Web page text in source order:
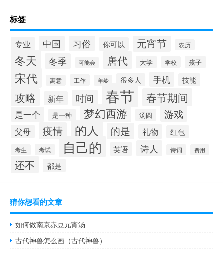
标签
专业 中国 习俗 你可以 元宵节 农历
冬天 冬季 可能会 唐代 大学 学校 孩子
宋代 寓意 工作 年龄 很多人 手机 技能
攻略 新年 时间 春节 春节期间
是一个 是一种 梦幻西游 汤圆 游戏
父母 疫情 的人 的是 礼物 红包
考生 考试 自己的 英语 诗人 诗词 费用
还不 都是
猜你想看的文章
如何做南京赤豆元宵汤
古代神兽怎么画（古代神兽）